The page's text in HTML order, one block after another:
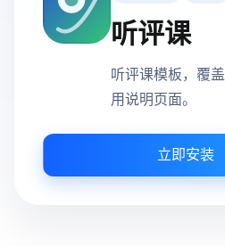
听评课
听评课模板，覆
用说明页面。
立即安装